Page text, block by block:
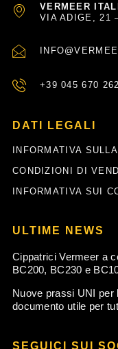
VERMEER
VIA ADIGE, 21
+39 045 670
DATI LEGALI
INFORMATIVA
CONDIZIONI DI
INFORMATIVA SUI
ULTIME NEWS
Cippatrici Vermeer a
BC200, BC230 e
Nuove prassi UNI per
documento utile per
SEGUICI SUI